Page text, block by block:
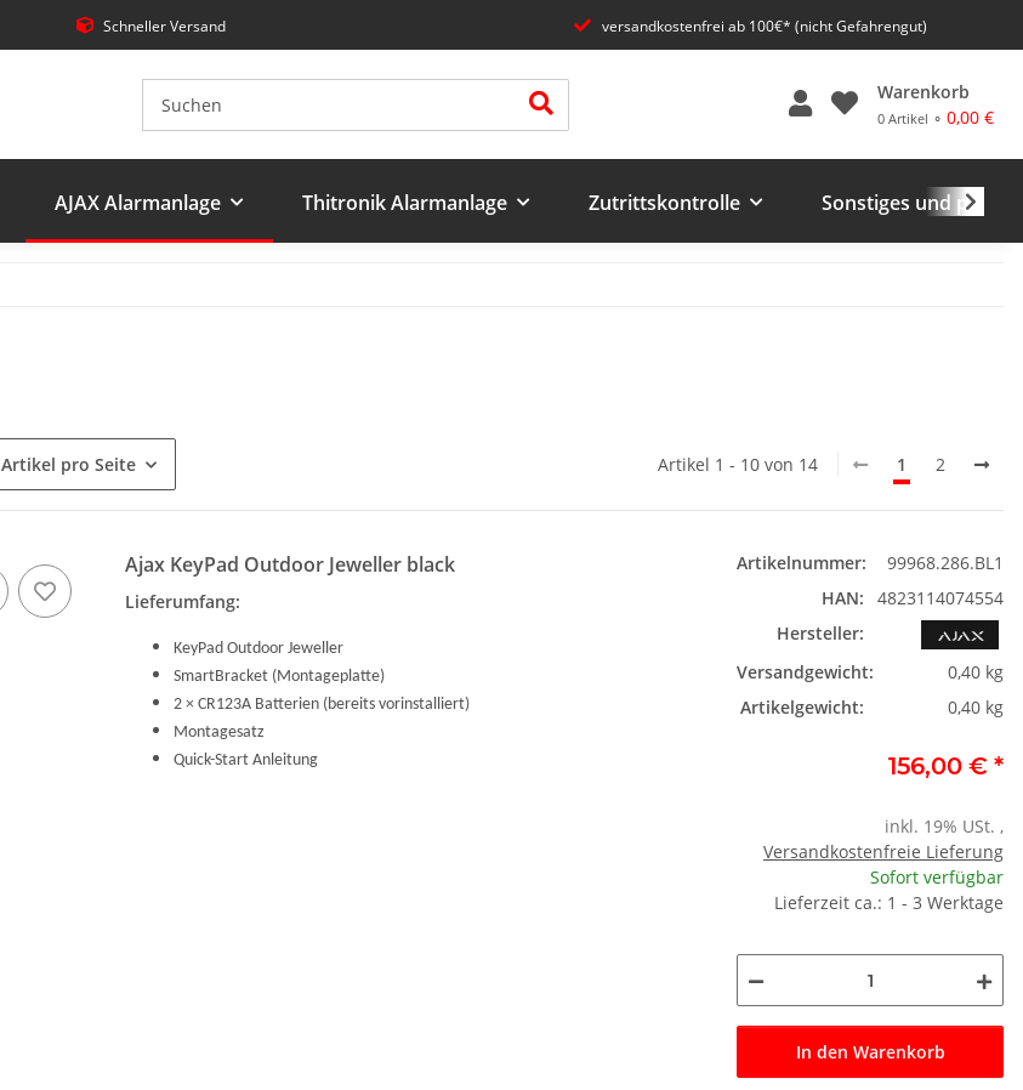
Schneller Versand versandkostenfrei ab 100€* (nicht Gefahrengut)
Warenkorb
0 Artikel ⚬ 0,00 €
AJAX Alarmanlage Thitronik Alarmanlage Zutrittskontrolle Sonstiges und
Artikel pro Seite Artikel 1 - 10 von 14 1 2
Ajax KeyPad Outdoor Jeweller black
Lieferumfang:
KeyPad Outdoor Jeweller
SmartBracket (Montageplatte)
2 × CR123A Batterien (bereits vorinstalliert)
Montagesatz
Quick-Start Anleitung
Artikelnummer:
99968.286.BL1
HAN:
4823114074554
Hersteller:
Versandgewicht:
0,40 kg
Artikelgewicht:
0,40 kg
156,00 € *
inkl. 19% USt. ,
Versandkostenfreie Lieferung
Sofort verfügbar
Lieferzeit ca.: 1 - 3 Werktage
In den Warenkorb